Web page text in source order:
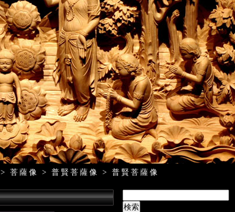
> 菩薩像 > 普賢菩薩像 > 普賢菩薩像